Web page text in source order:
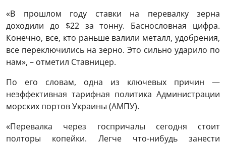
«В прошлом году ставки на перевалку зерна
доходили до $22 за тонну. Баснословная цифра.
Конечно, все, кто раньше валили металл, удобрения,
все переключились на зерно. Это сильно ударило по
нам», – отметил Ставницер.
По его словам, одна из ключевых причин —
неэффективная тарифная политика Администрации
морских портов Украины (АМПУ).
«Перевалка через госпричалы сегодня стоит
полторы копейки. Легче что-нибудь занести